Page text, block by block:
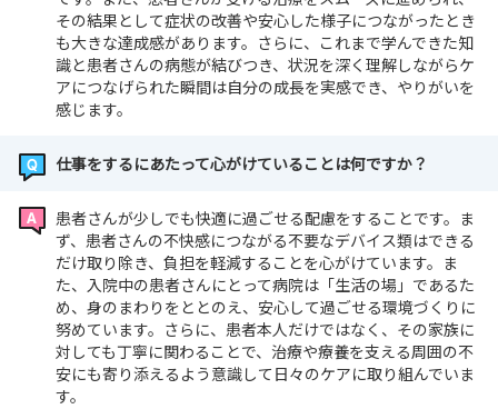
📍面接
📍適性試験※試験日までに事前受検の案内を致します
【提出書類】
📍履歴書（用紙はホームページからダウンロードできま
📍成績証明書・卒業見込証明書
皆様にお会いできるのを楽しみにしております🌟
その結果として症状の改善や安心した様子につながったとき
も大きな達成感があります。さらに、これまで学んできた知
識と患者さんの病態が結びつき、状況を深く理解しながらケ
アにつなげられた瞬間は自分の成長を実感でき、やりがいを
感じます。
仕事をするにあたって心がけていることは何ですか？
患者さんが少しでも快適に過ごせる配慮をすることです。ま
ず、患者さんの不快感につながる不要なデバイス類はできる
だけ取り除き、負担を軽減することを心がけています。ま
た、入院中の患者さんにとって病院は「生活の場」であるた
め、身のまわりをととのえ、安心して過ごせる環境づくりに
努めています。さらに、患者本人だけではなく、その家族に
対しても丁寧に関わることで、治療や療養を支える周囲の不
安にも寄り添えるよう意識して日々のケアに取り組んでいま
す。